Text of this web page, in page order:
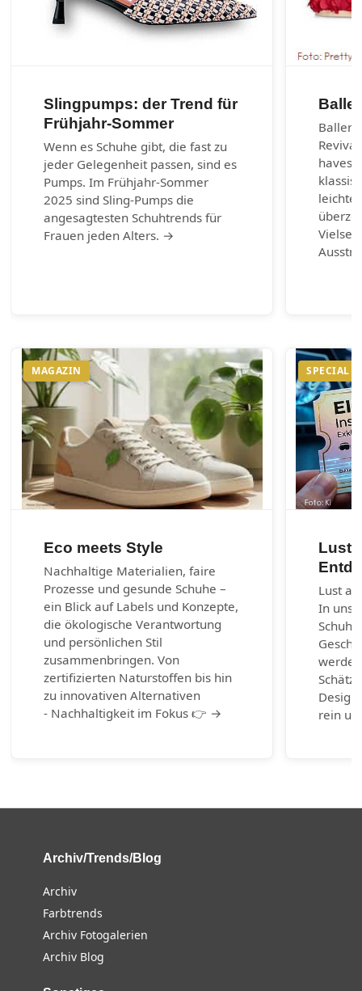
Slingpumps: der Trend für
Frühjahr-Sommer
Wenn es Schuhe gibt, die fast zu
jeder Gelegenheit passen, sind es
Pumps. Im Frühjahr-Sommer
2025 sind Sling-Pumps die
angesagtesten Schuhtrends für
Frauen jeden Alters. →
haves
MAGAZIN
Eco meets Style
Nachhaltige Materialien, faire
Prozesse und gesunde Schuhe –
ein Blick auf Labels und Konzepte,
die ökologische Verantwortung
und persönlichen Stil
zusammenbringen. Von
zertifizierten Naturstoffen bis hin
zu innovativen Alternativen
- Nachhaltigkeit im Fokus 👉 →
SPECIAL
Lust
Lust
In
rein
Archiv/Trends/Blog
Archiv
Farbtrends
Archiv Fotogalerien
Archiv Blog